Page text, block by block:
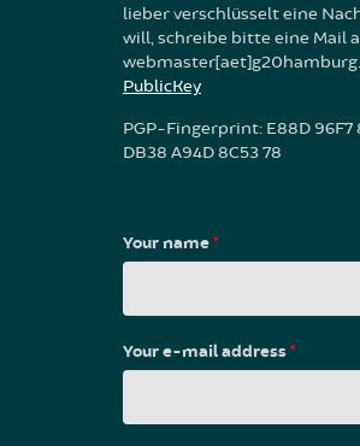
lieber verschlüsselt eine
will, schreibe bitte eine Mail
PublicKey
PGP-Fingerprint: E88D 96F7
DB38 A94D 8C53 78
Your name*
Your e-mail address*